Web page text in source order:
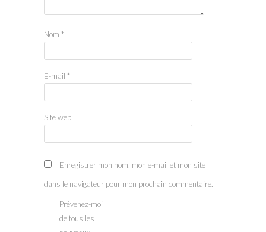
Nom *
E-mail *
Site web
Enregistrer mon nom, mon e-mail et mon site
dans le navigateur pour mon prochain commentaire.
Prévenez-moi
de tous les